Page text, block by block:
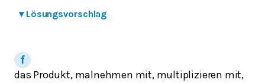
▾ Lösungsvorschlag
das Produkt, malnehmen mit, multiplizieren mit,